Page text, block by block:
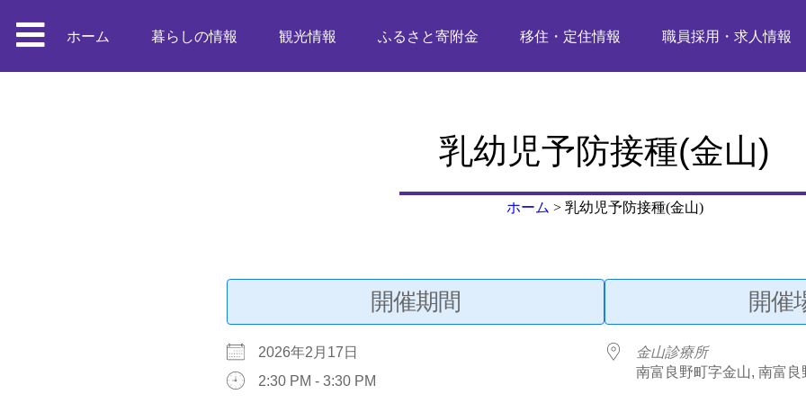
ホーム 暮らしの情報 観光情報 ふるさと寄附金 移住・定住情報 職員採用・求人情報
乳幼児予防接種(金山)
ホーム > 乳幼児予防接種(金山)
開催期間
2026年2月17日
2:30 PM - 3:30 PM
開催
金山診療所
南富良野町字金山, 南富良